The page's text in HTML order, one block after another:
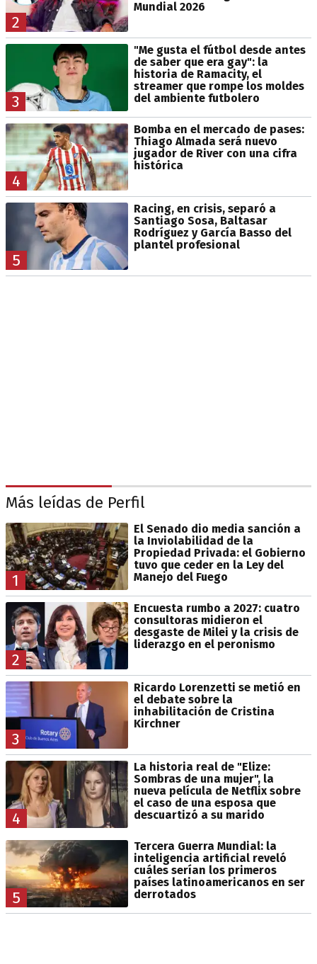
2
Mundial 2026
3
"Me gusta el fútbol desde antes
de saber que era gay": la
historia de Ramacity, el
streamer que rompe los moldes
del ambiente futbolero
4
Bomba en el mercado de pases:
Thiago Almada será nuevo
jugador de River con una cifra
histórica
5
Racing, en crisis, separó a
Santiago Sosa, Baltasar
Rodríguez y García Basso del
plantel profesional
Más leídas de Perfil
1
El Senado dio media sanción a
la Inviolabilidad de la
Propiedad Privada: el Gobierno
tuvo que ceder en la Ley del
Manejo del Fuego
2
Encuesta rumbo a 2027: cuatro
consultoras midieron el
desgaste de Milei y la crisis de
liderazgo en el peronismo
3
Ricardo Lorenzetti se metió en
el debate sobre la
inhabilitación de Cristina
Kirchner
4
La historia real de "Elize:
Sombras de una mujer", la
nueva película de Netflix sobre
el caso de una esposa que
descuartizó a su marido
5
Tercera Guerra Mundial: la
inteligencia artificial reveló
cuáles serían los primeros
países latinoamericanos en ser
derrotados